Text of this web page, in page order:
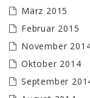
März 2015
Februar 2015
November
Oktober 2014
September